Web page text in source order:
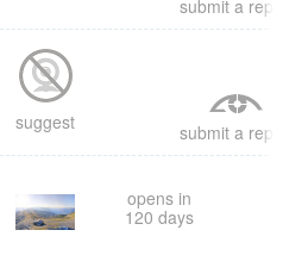
submit a
suggest submit a
opens in
120 days